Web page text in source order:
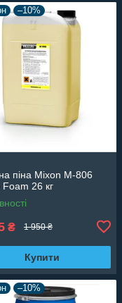
–10%
піна Mixon M-806
26 кг
₴ 1 950 ₴
Купити
–10%